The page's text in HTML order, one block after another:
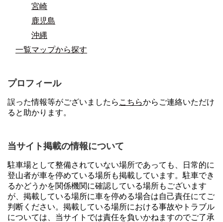
宮崎
鹿児島
沖縄
一覧マップから探す
プロフィール
誤った情報等がございましたら こちらからご連絡いただけ
ると助かります。
当サイト掲載の情報について
駐車場として整備されていない場所であっても、日常的に
登山者が車を停めている場所も掲載しています。駐車でき
るかどうかを関係機関に確認している場所もございます
が、掲載している場所に車を停める場合は自己責任にてご
判断ください。掲載している場所における事故やトラブル
については、当サイトでは責任を負いかねますのでご了承